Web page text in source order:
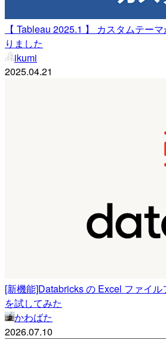
【 Tableau 2025.1 】 カスタムテー
りました
ikumi
2025.04.21
[新機能]Databricks の Excel ファイル
を試してみた
かわばた
2026.07.10